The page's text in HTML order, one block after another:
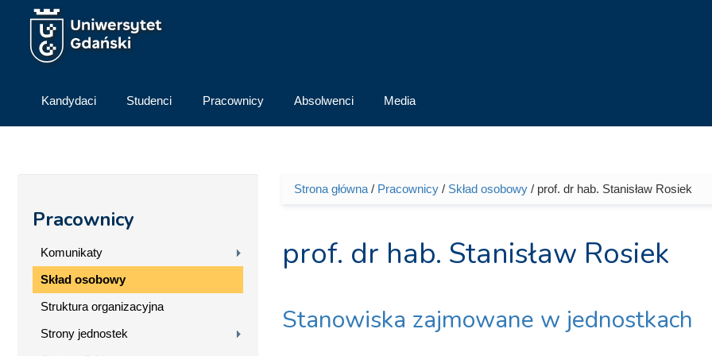
Przejdź do treści
Kandydaci Studenci Pracownicy Absolwenci Media
Pracownicy
Komunikaty
Skład osobowy
Struktura organizacyjna
Strony jednostek
Jesteś tutaj
Strona główna/ Pracownicy/ Skład osobowy/ prof. dr hab. Stanisław Rosiek
prof. dr hab. Stanisław Rosiek
Stanowiska zajmowane w jednostkach